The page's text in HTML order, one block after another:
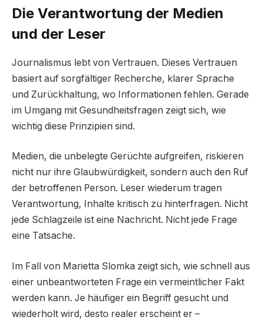
Die Verantwortung der Medien
und der Leser
Journalismus lebt von Vertrauen. Dieses Vertrauen
basiert auf sorgfältiger Recherche, klarer Sprache
und Zurückhaltung, wo Informationen fehlen. Gerade
im Umgang mit Gesundheitsfragen zeigt sich, wie
wichtig diese Prinzipien sind.
Medien, die unbelegte Gerüchte aufgreifen, riskieren
nicht nur ihre Glaubwürdigkeit, sondern auch den Ruf
der betroffenen Person. Leser wiederum tragen
Verantwortung, Inhalte kritisch zu hinterfragen. Nicht
jede Schlagzeile ist eine Nachricht. Nicht jede Frage
eine Tatsache.
Im Fall von Marietta Slomka zeigt sich, wie schnell aus
einer unbeantworteten Frage ein vermeintlicher Fakt
werden kann. Je häufiger ein Begriff gesucht und
wiederholt wird, desto realer erscheint er –